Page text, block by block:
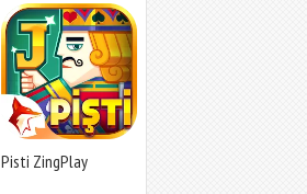
Pisti ZingPlay